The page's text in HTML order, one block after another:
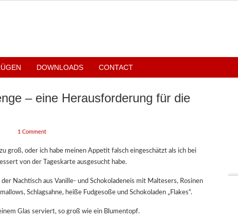
DOWNLOADS CONTACT
– eine Herausforderung für die
1 Comment
groß, oder ich habe meinen Appetit falsch eingeschätzt als ich bei
von der Tageskarte ausgesucht habe.
der Nachtisch aus Vanille- und Schokoladeneis mit Maltesers, Rosinen
Schlagsahne, heiße Fudgesoße und Schokoladen „Flakes“.
Glas serviert, so groß wie ein Blumentopf.